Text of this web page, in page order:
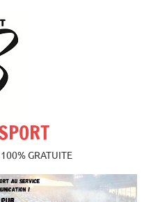
GRATUITE